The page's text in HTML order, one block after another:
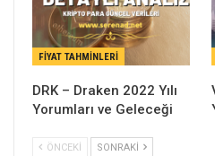
FIYAT TAHMINLERI
DRK – Draken 2022 Yılı
Yorumları ve Geleceği
ÖNCEKI SONRAKI